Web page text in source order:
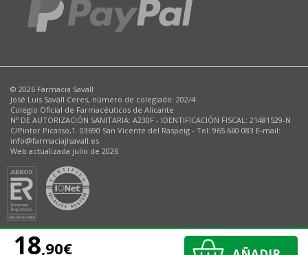
18,90€
© 2026 Farmacia Savall
José Luis Savall Ceres, número de colegiado: 202/4
Colegio Oficial de Farmacéuticos de Alicante
Nº DE AUTORIZACIÓN SANITARIA: A230F - IDENTIFICACIÓN FISCAL: 21481529-N
C/Pintor Picasso,1. 03690 San Vicente del Raspeig - Tel: 965 660 083 E-mail:
info@farmaciajlsavall.es
Web actualizada julio de 2026